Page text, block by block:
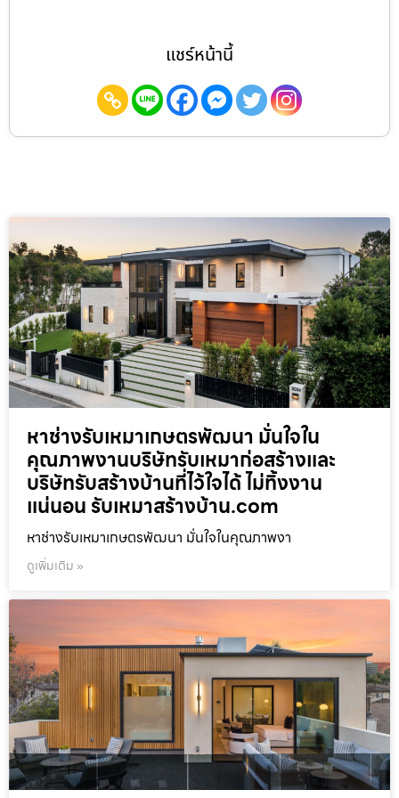
แชร์หน้านี้
หาช่างรับเหมาเกษตรพัฒนา มั่นใจใน
คุณภาพงานบริษัทรับเหมาก่อสร้างและ
บริษัทรับสร้างบ้านที่ไว้ใจได้ ไม่ทิ้งงาน
แน่นอน รับเหมาสร้างบ้าน.com
หาช่างรับเหมาเกษตรพัฒนา มั่นใจในคุณภาพงา
ดูเพิ่มเติม »